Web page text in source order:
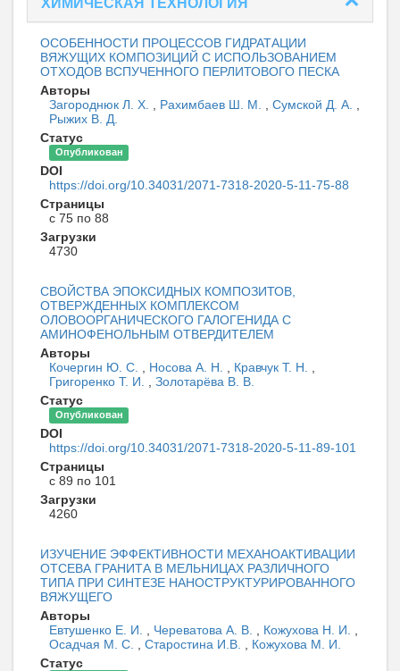
ОСОБЕННОСТИ ПРОЦЕССОВ ГИДРАТАЦИИ
ВЯЖУЩИХ КОМПОЗИЦИЙ С ИСПОЛЬЗОВАНИЕМ
ОТХОДОВ ВСПУЧЕННОГО ПЕРЛИТОВОГО ПЕСКА
Авторы
Загороднюк Л. Х.
Рахимбаев Ш. М. Сумской Д. А.
Рыжих В. Д.
Статус
Опубликован
DOI
https://doi.org/10.34031/2071-7318-2020-5-11-75-88
Страницы
с 75 по 88
Загрузки
4730
СВОЙСТВА ЭПОКСИДНЫХ КОМПОЗИТОВ,
ОТВЕРЖДЕННЫХ КОМПЛЕКСОМ
ОЛОВООРГАНИЧЕСКОГО ГАЛОГЕНИДА С
АМИНОФЕНОЛЬНЫМ ОТВЕРДИТЕЛЕМ
Авторы
Кочергин Ю. С.
Носова А. Н. Кравчук Т. Н.
Григоренко Т. И.
Золотарёва В. В.
Статус
Опубликован
DOI
https://doi.org/10.34031/2071-7318-2020-5-11-89-101
Страницы
с 89 по 101
Загрузки
4260
ИЗУЧЕНИЕ ЭФФЕКТИВНОСТИ МЕХАНОАКТИВАЦИИ
ОТСЕВА ГРАНИТА В МЕЛЬНИЦАХ РАЗЛИЧНОГО
ТИПА ПРИ СИНТЕЗЕ НАНОСТРУКТУРИРОВАННОГО
ВЯЖУЩЕГО
Авторы
Евтушенко Е. И.
Череватова А. В. Кожухова Н. И.
Осадчая М. С.
Старостина И.В.
Кожухова М. И.
Статус